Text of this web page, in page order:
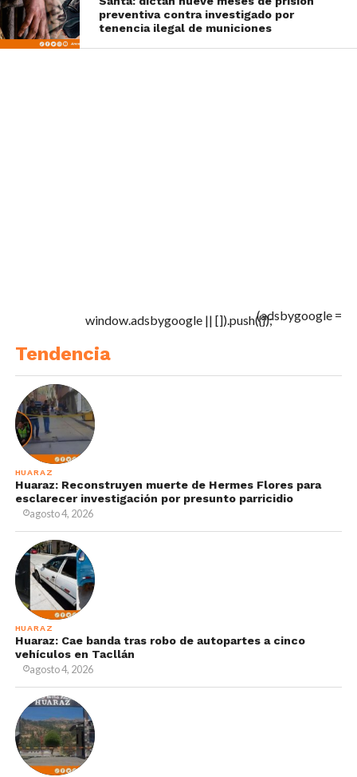
preventiva contra investigado por
tenencia ilegal de municiones
(adsbygoogle =
window.adsbygoogle || []).push({});
Tendencia
HUARAZ
Huaraz: Reconstruyen muerte de Hermes Flores para
esclarecer investigación por presunto parricidio
agosto 4, 2026
HUARAZ
Huaraz: Cae banda tras robo de autopartes a cinco
vehículos en Tacllán
agosto 4, 2026